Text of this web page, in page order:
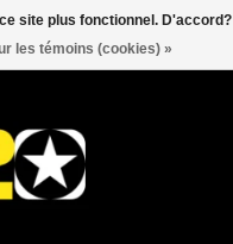
0 Articles - C$0.00
site plus fonctionnel. D'accord?
les témoins (cookies) »